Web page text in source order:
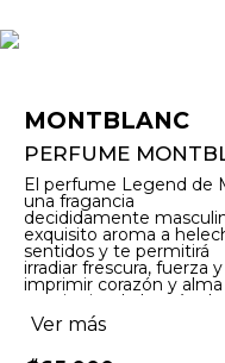
MONTBLANC
PERFUME
El perfume Legend de
una fragancia
decididamente
exquisito aroma a
sentidos y te permitirá
irradiar frescura, fuerza
imprimir corazón y
consiguiendo la más
resplandeciente y llena
Ver más